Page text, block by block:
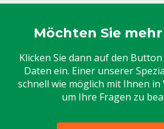
Möchten Sie
Klicken Sie dann auf den
Daten ein. Einer unserer
schnell wie möglich mit Ihnen
um Ihre Fragen zu